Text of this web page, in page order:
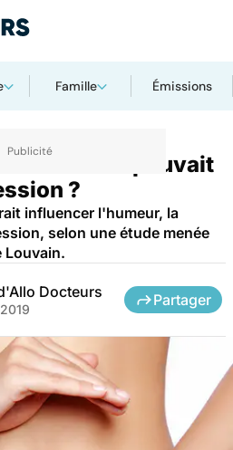
Famille Émissions
neurologiques
intestinal pouvait
?
influencer l'humeur, la
selon une étude menée
Louvain.
Docteurs Partager